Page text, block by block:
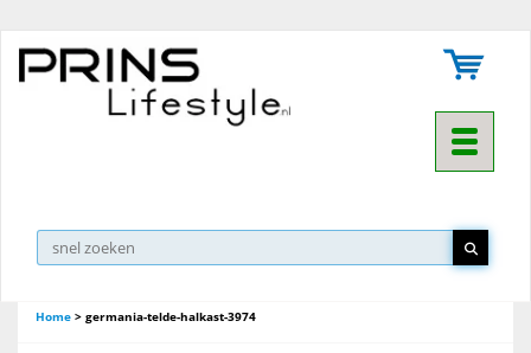
Toggle
Home > germania-telde-halkast-3974